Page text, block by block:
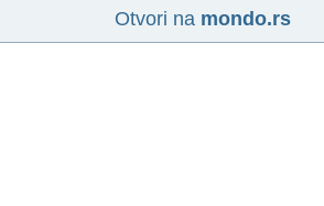
Otvori na mondo.rs